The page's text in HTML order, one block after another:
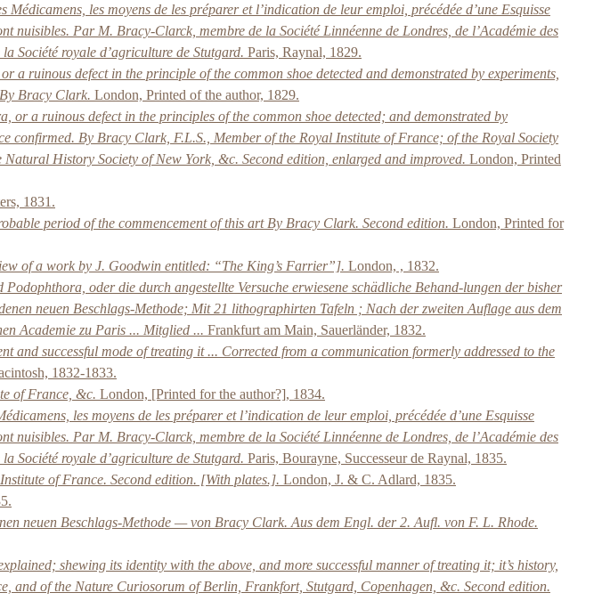
les moyens de les préparer et l’indication de leur emploi, précédée d’une Esquisse
nuisibles. Par M. Bracy-Clarck, membre de la Société Linnéenne de Londres, de l’Académie des
Société royale d’agriculture de Stutgard. Paris, Raynal, 1829.
ruinous defect in the principle of the common shoe detected and demonstrated by experiments,
Bracy Clark. London, Printed of the author, 1829.
or a ruinous defect in the principles of the common shoe detected; and demonstrated by
By Bracy Clark, F.L.S., Member of the Royal Institute of France; of the Royal Society
History Society of New York, &c. Second edition, enlarged and improved. London, Printed
1831.
period of the commencement of this art By Bracy Clark. Second edition. London, Printed for
of a work by J. Goodwin entitled: “The King’s Farrier”]. London, , 1832.
oder die durch angestellte Versuche erwiesene schädliche Behand-lungen der bisher
neuen Beschlags-Methode; Mit 21 lithographirten Tafeln ; Nach der zweiten Auflage aus dem
Academie zu Paris ... Mitglied ... Frankfurt am Main, Sauerländer, 1832.
and successful mode of treating it ... Corrected from a communication formerly addressed to the
1832-1833.
of France, &c. London, [Printed for the author?], 1834.
les moyens de les préparer et l’indication de leur emploi, précédée d’une Esquisse
nuisibles. Par M. Bracy-Clarck, membre de la Société Linnéenne de Londres, de l’Académie des
Société royale d’agriculture de Stutgard. Paris, Bourayne, Successeur de Raynal, 1835.
of France. Second edition. [With plates.]. London, J. & C. Adlard, 1835.
neuen Beschlags-Methode — von Bracy Clark. Aus dem Engl. der 2. Aufl. von F. L. Rhode.
shewing its identity with the above, and more successful manner of treating it; it’s history,
and of the Nature Curiosorum of Berlin, Frankfort, Stutgard, Copenhagen, &c. Second edition.